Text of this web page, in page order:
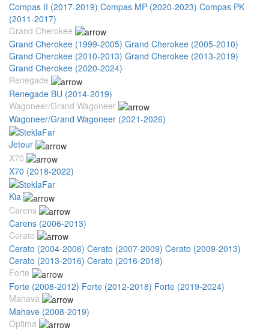
Compas II (2017-2019) Compas MP (2020-2023) Compas PK
(2011-2017)
Grand Cherokee
Grand Cherokee (1999-2005) Grand Cherokee (2005-2010)
Grand Cherokee (2010-2013) Grand Cherokee (2013-2019)
Grand Cherokee (2020-2024)
Renegade
Renegade BU (2014-2019)
Wagoneer/Grand Wagoneer
Wagoneer/Grand Wagoneer (2021-2026)
Jetour
X70
X70 (2018-2022)
Kia
Carens
Carens (2006-2013)
Cerato
Cerato (2004-2006) Cerato (2007-2009) Cerato (2009-2013)
Cerato (2013-2016) Cerato (2016-2018)
Forte
Forte (2008-2012) Forte (2012-2018) Forte (2019-2024)
Mahava
Mahave (2008-2019)
Optima